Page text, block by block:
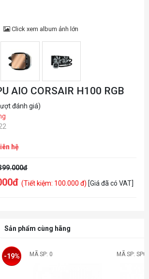
Click xem album ảnh lớn
AIO CORSAIR H100 RGB
đánh giá)
hệ
(Tiết kiệm: 100.000 đ) [Giá đã có VAT]
Sản phẩm cùng hãng
-19% MÃ SP: 0 MÃ SP: